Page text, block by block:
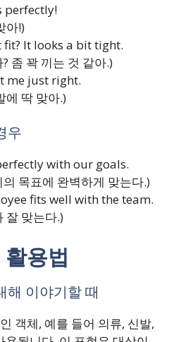
perfectly!
아!)
fit? It looks a bit tight.
좀 꽉 끼는 것 같아.)
me just right.
에 딱 맞아.)
우
with our goals.
목표에 완벽하게 맞는다.)
fits well with the team.
잘 맞는다.)
용법
해 이야기할 때
객체, 예를 들어 의류, 신발,